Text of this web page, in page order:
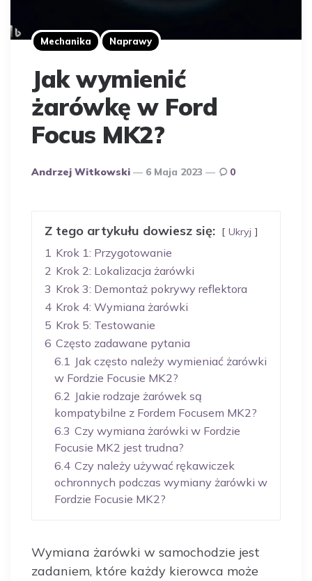
Mechanika Naprawy
Jak wymienić
żarówkę w Ford
Focus MK2?
Opublikowany
Andrzej Witkowski 6 Maja 2023 0
Z tego artykułu dowiesz się: Ukryj
1 Krok 1: Przygotowanie
2 Krok 2: Lokalizacja żarówki
3 Krok 3: Demontaż pokrywy reflektora
4 Krok 4: Wymiana żarówki
5 Krok 5: Testowanie
6 Często zadawane pytania
6.1 Jak często należy wymieniać żarówki
w Fordzie Focusie MK2?
6.2 Jakie rodzaje żarówek są
kompatybilne z Fordem Focusem MK2?
6.3 Czy wymiana żarówki w Fordzie
Focusie MK2 jest trudna?
6.4 Czy należy używać rękawiczek
ochronnych podczas wymiany żarówki w
Fordzie Focusie MK2?
Wymiana żarówki w samochodzie jest
zadaniem, które każdy kierowca może